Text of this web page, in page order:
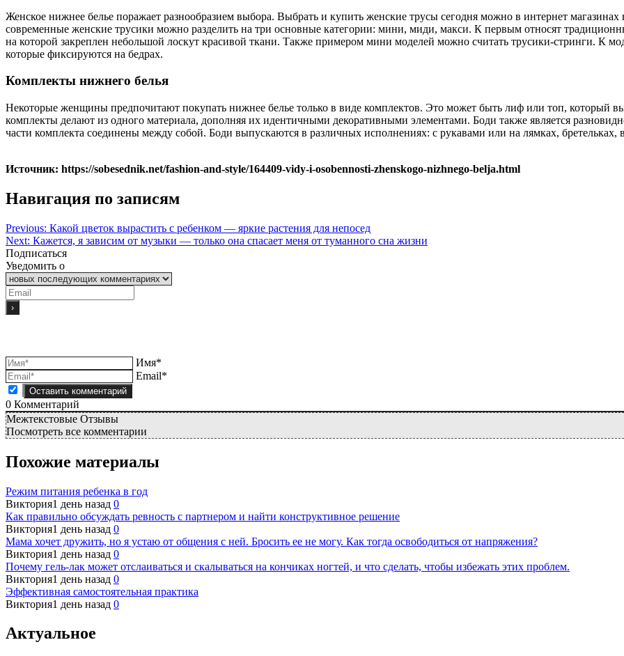
Женское нижнее белье поражает разнообразием выбора. Выбрать и купить женские трусы сегодня можно в интернет
современные женские трусики можно разделить на три основные категории: мини, миди, макси. К первым относят
на которой закреплен небольшой лоскут красивой ткани. Также примером мини моделей можно считать трусики-стринги. К
которые фиксируются на бедрах.
Комплекты нижнего белья
Некоторые женщины предпочитают покупать нижнее белье только в виде комплектов. Это может быть лиф или топ, который
комплекты делают из одного материала, дополняя их идентичными декоративными элементами. Боди также является
части комплекта соединены между собой. Боди выпускаются в различных исполнениях: с рукавами или на лямках, бретельках,
Источник: https://sobesednik.net/fashion-and-style/164409-vidy-i-osobennosti-zhenskogo-nizhnego-belja.html
Навигация по записям
Previous: Какой цветок вырастить с ребенком — яркие растения для непосед
Next: Кажется, я зависим от музыки — только она спасает меня от туманного сна жизни
Подписаться
Уведомить о
Имя*
Email*
0 Комментарий
Межтекстовые Отзывы
Посмотреть все комментарии
Похожие материалы
Режим питания ребенка в год
Виктория1 день назад 0
Как правильно обсуждать ревность с партнером и найти конструктивное решение
Виктория1 день назад 0
Мама хочет дружить, но я устаю от общения с ней. Бросить ее не могу. Как тогда освободиться от напряжения?
Виктория1 день назад 0
Почему гель-лак может отслаиваться и скалываться на кончиках ногтей, и что сделать, чтобы избежать этих проблем.
Виктория1 день назад 0
Эффективная самостоятельная практика
Виктория1 день назад 0
Актуальное